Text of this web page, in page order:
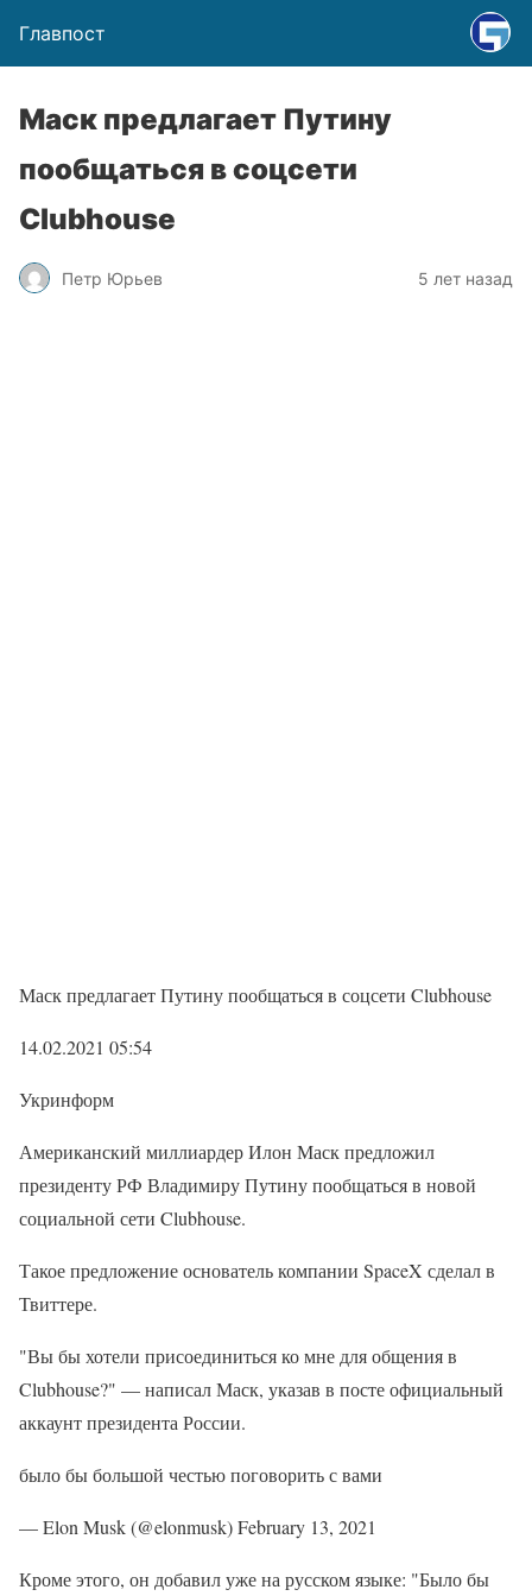
Главпост
Маск предлагает Путину
пообщаться в соцсети
Clubhouse
Петр Юрьев 5 лет назад
Маск предлагает Путину пообщаться в соцсети Clubhouse
14.02.2021 05:54
Укринформ
Американский миллиардер Илон Маск предложил
президенту РФ Владимиру Путину пообщаться в новой
социальной сети Clubhouse.
Такое предложение основатель компании SpaceX сделал в
Твиттере.
"Вы бы хотели присоединиться ко мне для общения в
Clubhouse?" — написал Маск, указав в посте официальный
аккаунт президента России.
было бы большой честью поговорить с вами
— Elon Musk (@elonmusk) February 13, 2021
Кроме этого, он добавил уже на русском языке: "Было бы